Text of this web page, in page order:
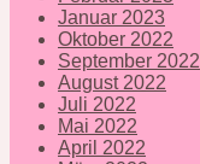
Januar 2023
Oktober 2022
September 2022
August 2022
Juli 2022
Mai 2022
April 2022